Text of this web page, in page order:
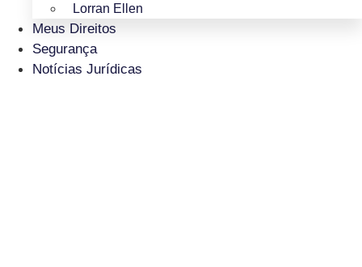
Lorran Ellen
Meus Direitos
Segurança
Notícias Jurídicas